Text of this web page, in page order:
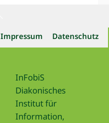
Top
Impressum Datenschutz
InFobiS
Diakonisches
Institut für
Information,